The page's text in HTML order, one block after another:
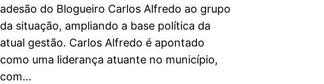
adesão do Blogueiro Carlos Alfredo ao grupo
da situação, ampliando a base política da
atual gestão. Carlos Alfredo é apontado
como uma liderança atuante no município,
com…